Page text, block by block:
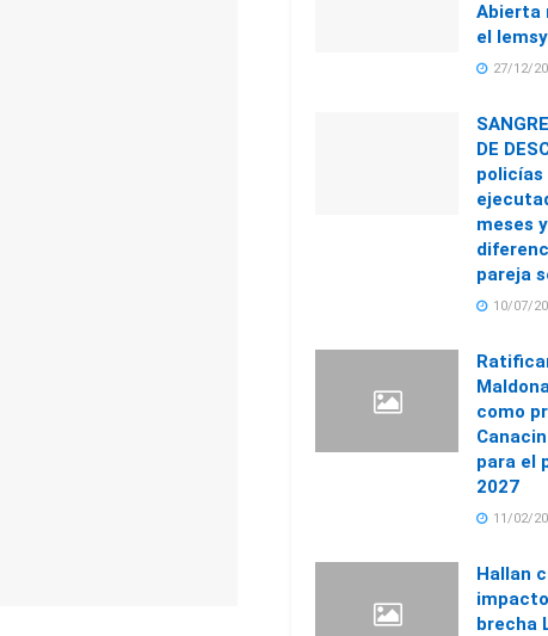
Abierta
el
27/12/
DE
policías
meses
pareja
10/07/
como
para el
2027
11/02/
Hallan
brecha